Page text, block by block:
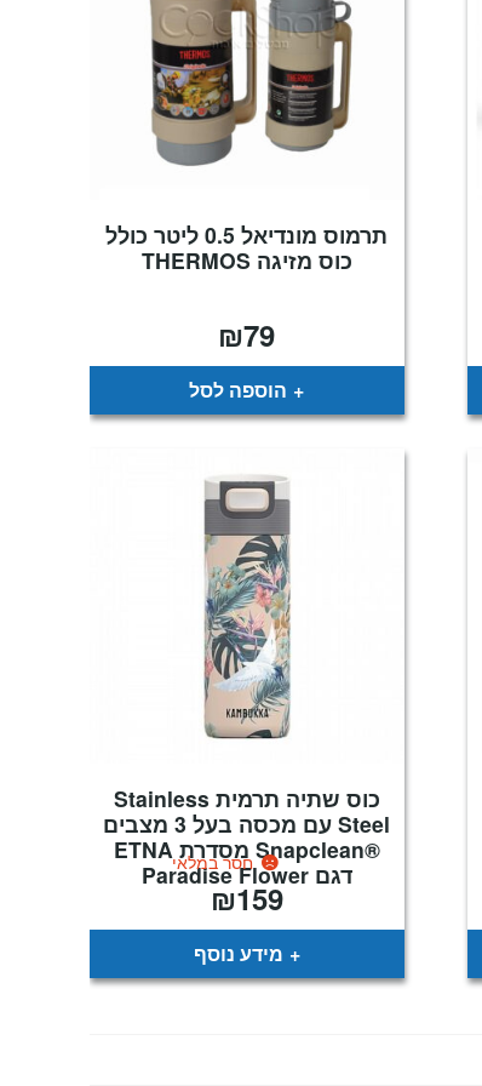
תרמוס מונדיאל 0.5 ליטר כולל
כוס מזיגה THERMOS
₪79
הוספה לסל
כוס שתיה תרמית Stainless
Steel עם מכסה בעל 3 מצבים
®Snapclean מסדרת ETNA
דגם Paradise Flower
חסר במלאי
₪159
מידע נוסף